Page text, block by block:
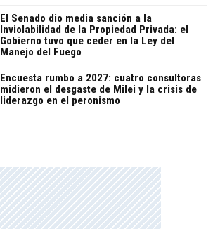
El Senado dio media sanción a la
Inviolabilidad de la Propiedad Privada: el
Gobierno tuvo que ceder en la Ley del
Manejo del Fuego
Encuesta rumbo a 2027: cuatro consultoras
midieron el desgaste de Milei y la crisis de
liderazgo en el peronismo